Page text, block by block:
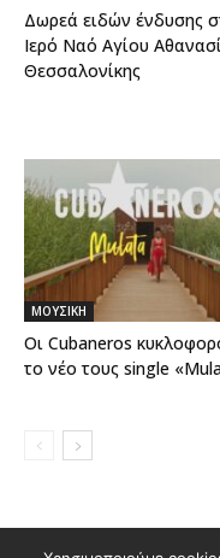
Δωρεά ειδών ένδυσης
Ιερό Ναό Αγίου
Θεσσαλονίκης
ΜΟΥΣΙΚΗ
Οι Cubaneros
το νέο τους single